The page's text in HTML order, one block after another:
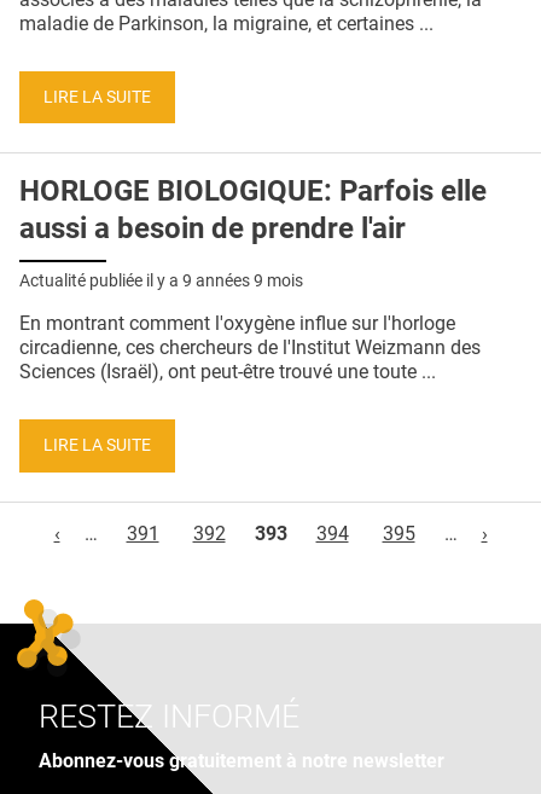
maladie de Parkinson, la migraine, et certaines ...
LIRE LA SUITE
HORLOGE BIOLOGIQUE: Parfois elle
aussi a besoin de prendre l'air
Actualité publiée il y a 9 années 9 mois
En montrant comment l'oxygène influe sur l'horloge
circadienne, ces chercheurs de l'Institut Weizmann des
Sciences (Israël), ont peut-être trouvé une toute ...
LIRE LA SUITE
‹
… 391 392 393 394 395 … ›
RESTEZ INFORMÉ
Abonnez-vous gratuitement à notre newsletter